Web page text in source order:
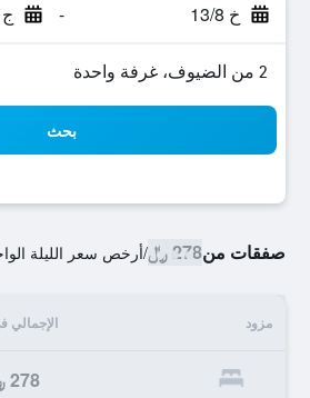
خ 13/8 - ج 14/8
2 من الضيوف، غرفة واحدة
بحث
صفقات من278 ﷼ /أرخص سعر الليلة
مزود الإجمالي
278 ﷼